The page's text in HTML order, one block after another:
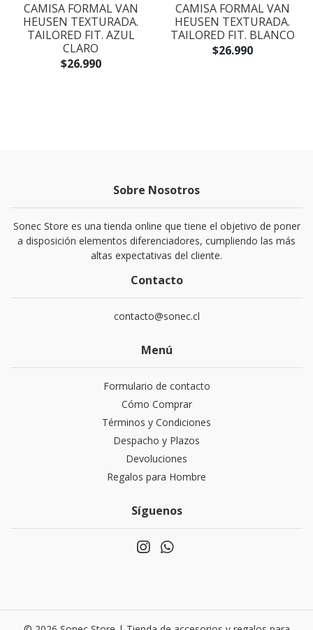
CAMISA FORMAL VAN
HEUSEN TEXTURADA.
TAILORED FIT. AZUL
CLARO
$26.990
CAMISA FORMAL VAN
HEUSEN TEXTURADA.
TAILORED FIT. BLANCO
$26.990
Sobre Nosotros
Sonec Store es una tienda online que tiene el objetivo de poner
a disposición elementos diferenciadores, cumpliendo las más
altas expectativas del cliente.
Contacto
contacto@sonec.cl
Menú
Formulario de contacto
Cómo Comprar
Términos y Condiciones
Despacho y Plazos
Devoluciones
Regalos para Hombre
Síguenos